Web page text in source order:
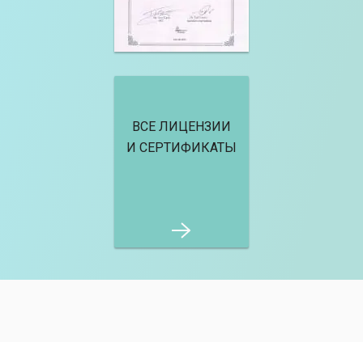
ВСЕ ЛИЦЕНЗИИ
И СЕРТИФИКАТЫ